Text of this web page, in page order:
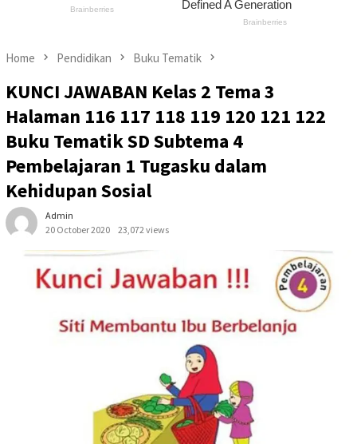
Home Pendidikan Buku Tematik
KUNCI JAWABAN Kelas 2 Tema 3
Halaman 116 117 118 119 120 121 122
Buku Tematik SD Subtema 4
Pembelajaran 1 Tugasku dalam
Kehidupan Sosial
Admin
20 October 2020
23,072 views